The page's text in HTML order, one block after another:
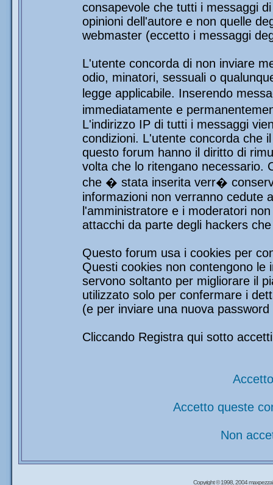
consapevole che tutti i messaggi
opinioni dell'autore e non quelle
webmaster (eccetto i messaggi
L'utente concorda di non inviare
odio, minatori, sessuali o
legge applicabile. Inserendo
immediatamente e
L'indirizzo IP di tutti i messaggi
condizioni. L'utente concorda che
questo forum hanno il diritto di
volta che lo ritengano necessario.
che � stata inserita verr�
informazioni non verranno cedute
l'amministratore e i moderatori
attacchi da parte degli hackers
Questo forum usa i cookies per
Questi cookies non contengono le
servono soltanto per migliorare il
utilizzato solo per confermare i
(e per inviare una nuova
Cliccando Registra qui sotto
Accetto queste
Non
Copyright © 1998, 2004